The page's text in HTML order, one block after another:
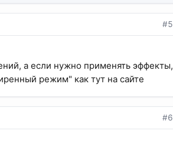
#5
а если нужно применять эффекты,
режим" как тут на сайте
#6